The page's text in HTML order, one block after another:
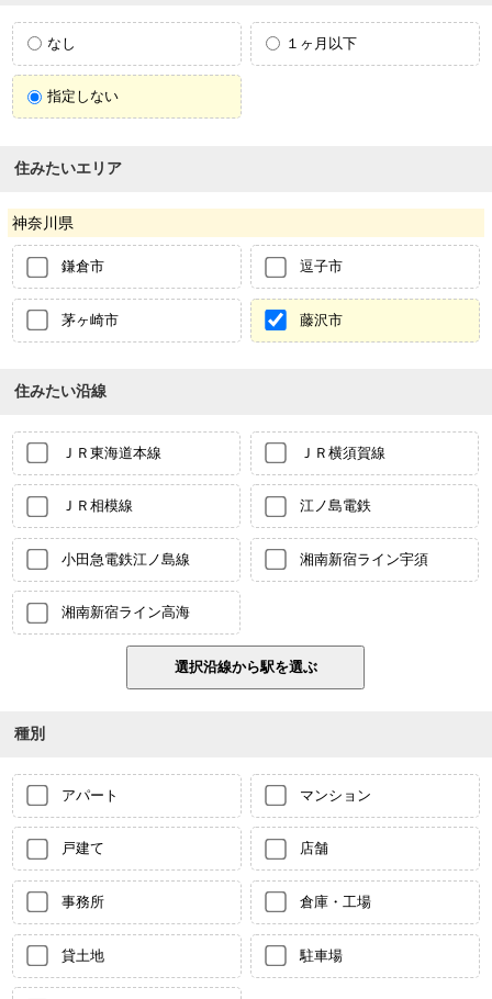
なし １ヶ月以下
指定しない
住みたいエリア
神奈川県
鎌倉市 逗子市
茅ヶ崎市 藤沢市
住みたい沿線
ＪＲ東海道本線 ＪＲ横須賀線
ＪＲ相模線 江ノ島電鉄
小田急電鉄江ノ島線 湘南新宿ライン宇須
湘南新宿ライン高海
種別
アパート マンション
戸建て 店舗
事務所 倉庫・工場
貸土地 駐車場